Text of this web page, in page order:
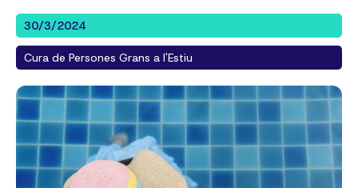
30/3/2024
Cura de Persones Grans a l'Estiu